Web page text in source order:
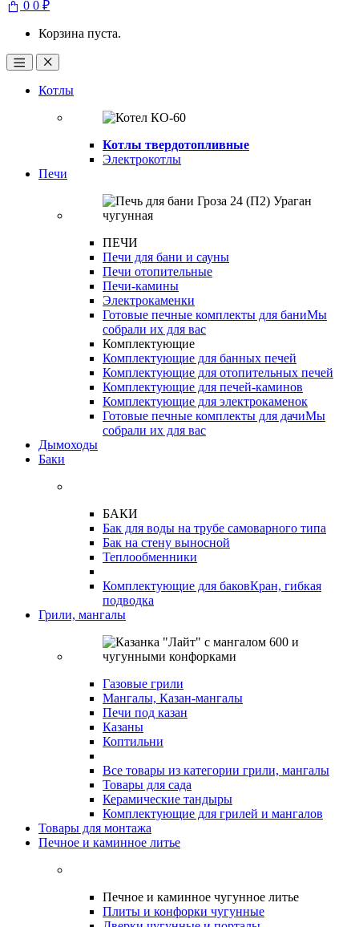
0 0 ₽
Корзина пуста.
Open Close
Котлы
Котлы твердотопливные
Электрокотлы
Печи
ПЕЧИ
Печи для бани и сауны
Печи отопительные
Печи-камины
Электрокаменки
Готовые печные комплекты для баниМы
собрали их для вас
Комплектующие
Комплектующие для банных печей
Комплектующие для отопительных печей
Комплектующие для печей-каминов
Комплектующие для электрокаменок
Готовые печные комплекты для дачиМы
собрали их для вас
Дымоходы
Баки
БАКИ
Бак для воды на трубе самоварного типа
Бак на стену выносной
Теплообменники
Комплектующие для баковКран, гибкая
подводка
Грили, мангалы
Газовые грили
Мангалы, Казан-мангалы
Печи под казан
Казаны
Коптильни
Все товары из категории грили, мангалы
Товары для сада
Керамические тандыры
Комплектующие для грилей и мангалов
Товары для монтажа
Печное и каминное литье
Печное и каминное чугунное литье
Плиты и конфорки чугунные